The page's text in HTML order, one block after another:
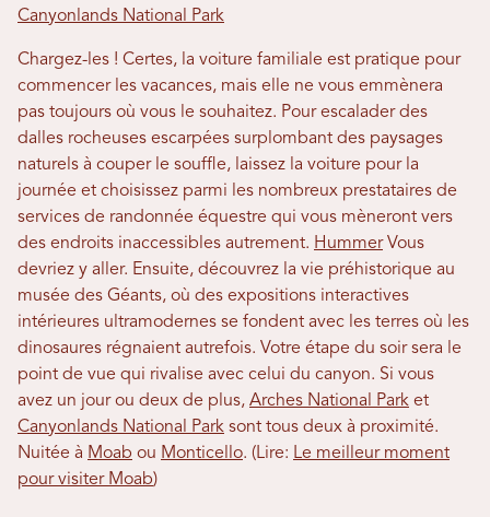
Canyonlands National Park
Chargez-les ! Certes, la voiture familiale est pratique pour
commencer les vacances, mais elle ne vous emmènera
pas toujours où vous le souhaitez. Pour escalader des
dalles rocheuses escarpées surplombant des paysages
naturels à couper le souffle, laissez la voiture pour la
journée et choisissez parmi les nombreux prestataires de
services de randonnée équestre qui vous mèneront vers
des endroits inaccessibles autrement. HummerVous
devriez y aller. Ensuite, découvrez la vie préhistorique au
musée des Géants, où des expositions interactives
intérieures ultramodernes se fondent avec les terres où les
dinosaures régnaient autrefois. Votre étape du soir sera le
point de vue qui rivalise avec celui du canyon. Si vous
avez un jour ou deux de plus, Arches National Park et
Canyonlands National Park sont tous deux à proximité.
Nuitée à Moab ou Monticello. (Lire: Le meilleur moment
pour visiter Moab)